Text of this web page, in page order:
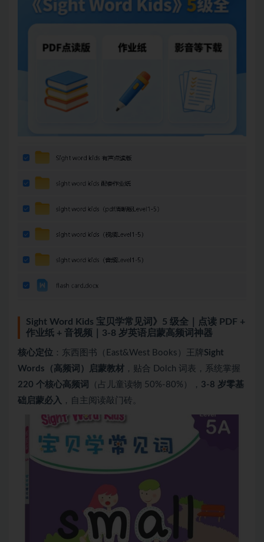
Sight Word Kids 宝贝学常见词》5 级全｜点读 PDF +
作业纸 + 音视频｜3-8 岁英语启蒙高频词神器
核心定位 ：东西图书（East&West Books）王牌 Sight
Words（高频词）启蒙教材 ，贴合 Dolch 词表，系统掌握
220 个核心高频词
（占儿童读物 50%-80%）， 3-8 岁零基
础启蒙必入 ，自主阅读敲门砖。